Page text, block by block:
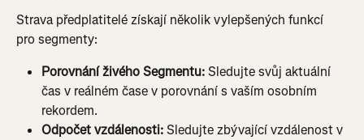
Strava předplatitelé získají několik vylepšených funkcí
pro segmenty:
Porovnání živého Segmentu: Sledujte svůj aktuální
čas v reálném čase v porovnání s vaším osobním
rekordem.
Odpočet vzdálenosti: Sledujte zbývající vzdálenost v